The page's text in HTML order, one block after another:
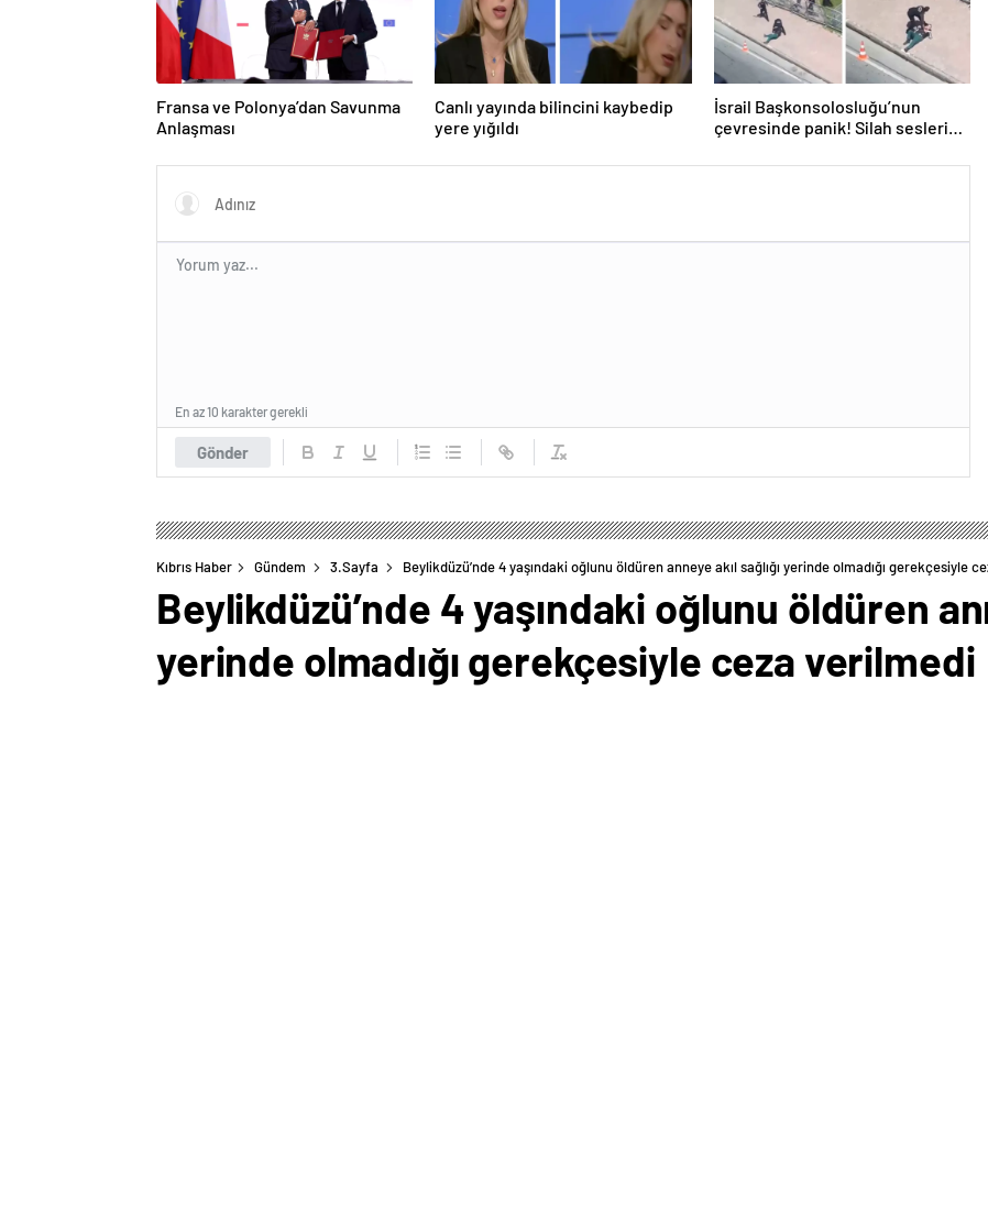
Fransa ve Polonya’dan Savunma
Anlaşması
Canlı yayında bilincini kaybedip
yere yığıldı
İsrail Başkonsolosluğu’nun
çevresinde panik! Silah sesleri
Gönder
En az 10 karakter gerekli
Kıbrıs Haber Gündem 3.Sayfa Beylikdüzü’nde 4 yaşındaki oğlunu öldüren anneye akıl sağlığı yerinde olmadığı gerekçesiyle
Beylikdüzü’nde 4 yaşındaki oğlunu öldüren
yerinde olmadığı gerekçesiyle ceza verilmedi